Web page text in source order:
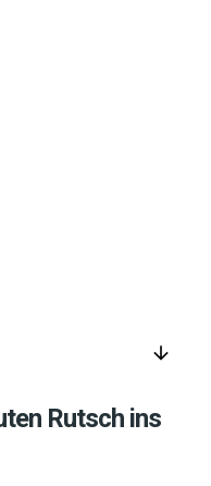
arrow_downward
Rutsch ins